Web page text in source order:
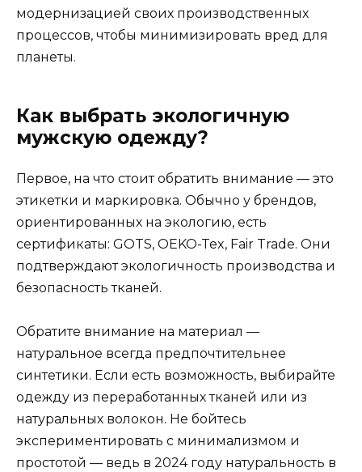
модернизацией своих производственных
процессов, чтобы минимизировать вред для
планеты.
Как выбрать экологичную
мужскую одежду?
Первое, на что стоит обратить внимание — это
этикетки и маркировка. Обычно у брендов,
ориентированных на экологию, есть
сертификаты: GOTS, OEKO-Tex, Fair Trade. Они
подтверждают экологичность производства и
безопасность тканей.
Обратите внимание на материал —
натуральное всегда предпочтительнее
синтетики. Если есть возможность, выбирайте
одежду из переработанных тканей или из
натуральных волокон. Не бойтесь
экспериментировать с минимализмом и
простотой — ведь в 2024 году натуральность в